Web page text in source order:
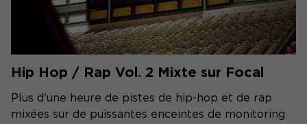
Hip Hop / Rap Vol. 2 Mixte sur Focal
Plus d'une heure de pistes de hip-hop et de rap
mixées sur de puissantes enceintes de monitoring